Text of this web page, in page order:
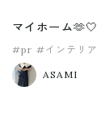
マイホーム🫶🤍
#pr #インテリア
#リビング
ASAMI